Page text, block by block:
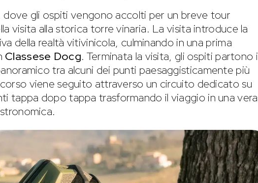
dove gli ospiti vengono accolti per un breve tour
visita alla storica torre vinaria. La visita introduce la
della realtà vitivinicola, culminando in una prima
Classese Docg. Terminata la visita, gli ospiti partono
tra alcuni dei punti paesaggisticamente più
viene seguito attraverso un circuito dedicato su
tappa dopo tappa trasformando il viaggio in una